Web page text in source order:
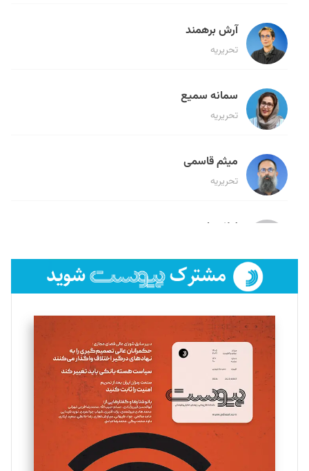
آرش برهمند
تحریریه
سمانه سمیع
تحریریه
میثم قاسمی
تحریریه
لیلا حنارود
فائزه فتحی رستمی
تحریریه
سروش کرمیان
تحریریه
مینا پاکدل